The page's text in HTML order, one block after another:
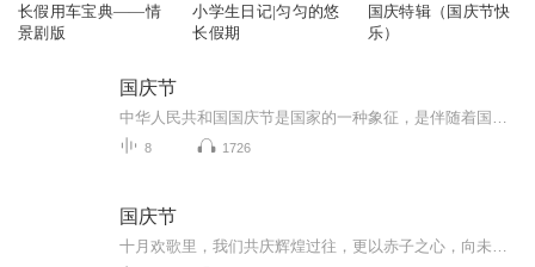
长假用车宝典——情
景剧版
小学生日记|匀匀的悠
长假期
国庆特辑（国庆节快
乐）
国庆节
8 1726
国庆节